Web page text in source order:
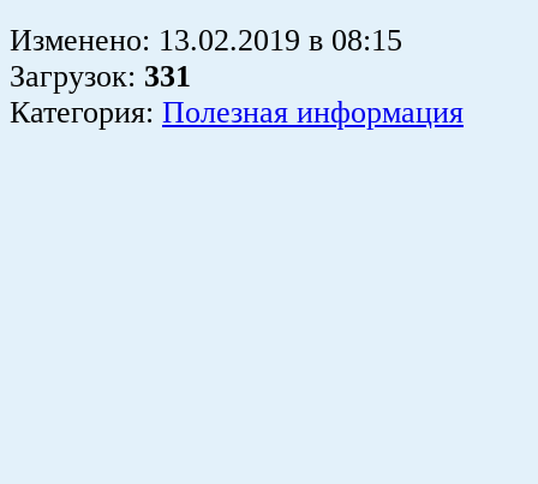
Изменено: 13.02.2019 в 08:15
Загрузок: 331
Категория: Полезная информация